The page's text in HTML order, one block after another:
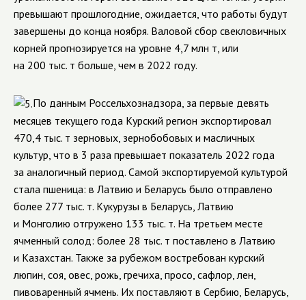
превышают прошлогодние, ожидается, что работы будут
завершены до конца ноября. Валовой сбор свекловичных
корней прогнозируется на уровне 4,7 млн т, или
на 200 тыс. т больше, чем в 2022 году.
По данным Россельхознадзора, за первые девять
месяцев текущего года Курский регион экспортировал
470,4 тыс. т зерновых, зернобобовых и масличных
культур, что в 3 раза превышает показатель 2022 года
за аналогичный период. Самой экспортируемой культурой
стала пшеница: в Латвию и Беларусь было отправлено
более 277 тыс. т. Кукурузы в Беларусь, Латвию
и Монголию отгружено 133 тыс. т. На третьем месте
ячменный солод: более 28 тыс. т поставлено в Латвию
и Казахстан. Также за рубежом востребован курский
люпин, соя, овес, рожь, гречиха, просо, сафлор, лен,
пивоваренный ячмень. Их поставляют в Сербию, Беларусь,